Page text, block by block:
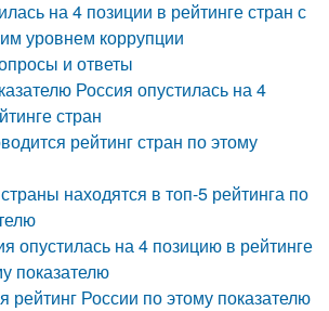
на 4 позиции в рейтинге стран с
уровнем коррупции
и ответы
Россия опустилась на 4
стран
рейтинг стран по этому
находятся в топ-5 рейтинга по
опустилась на 4 позицию в рейтинге
показателю
рейтинг России по этому показателю